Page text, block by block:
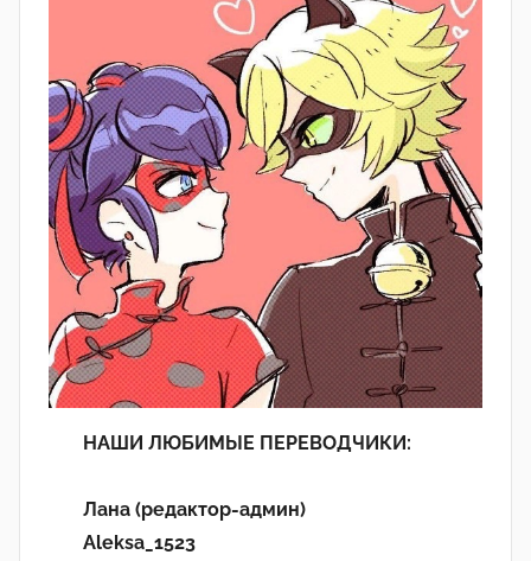
НАШИ ЛЮБИМЫЕ ПЕРЕВОДЧИКИ:
Лана (редактор-админ)
Aleksa_1523